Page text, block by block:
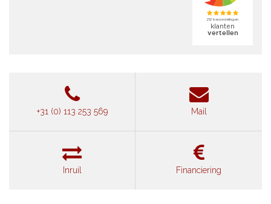
+31 (0) 113 253 569 Mail
Inruil Financiering